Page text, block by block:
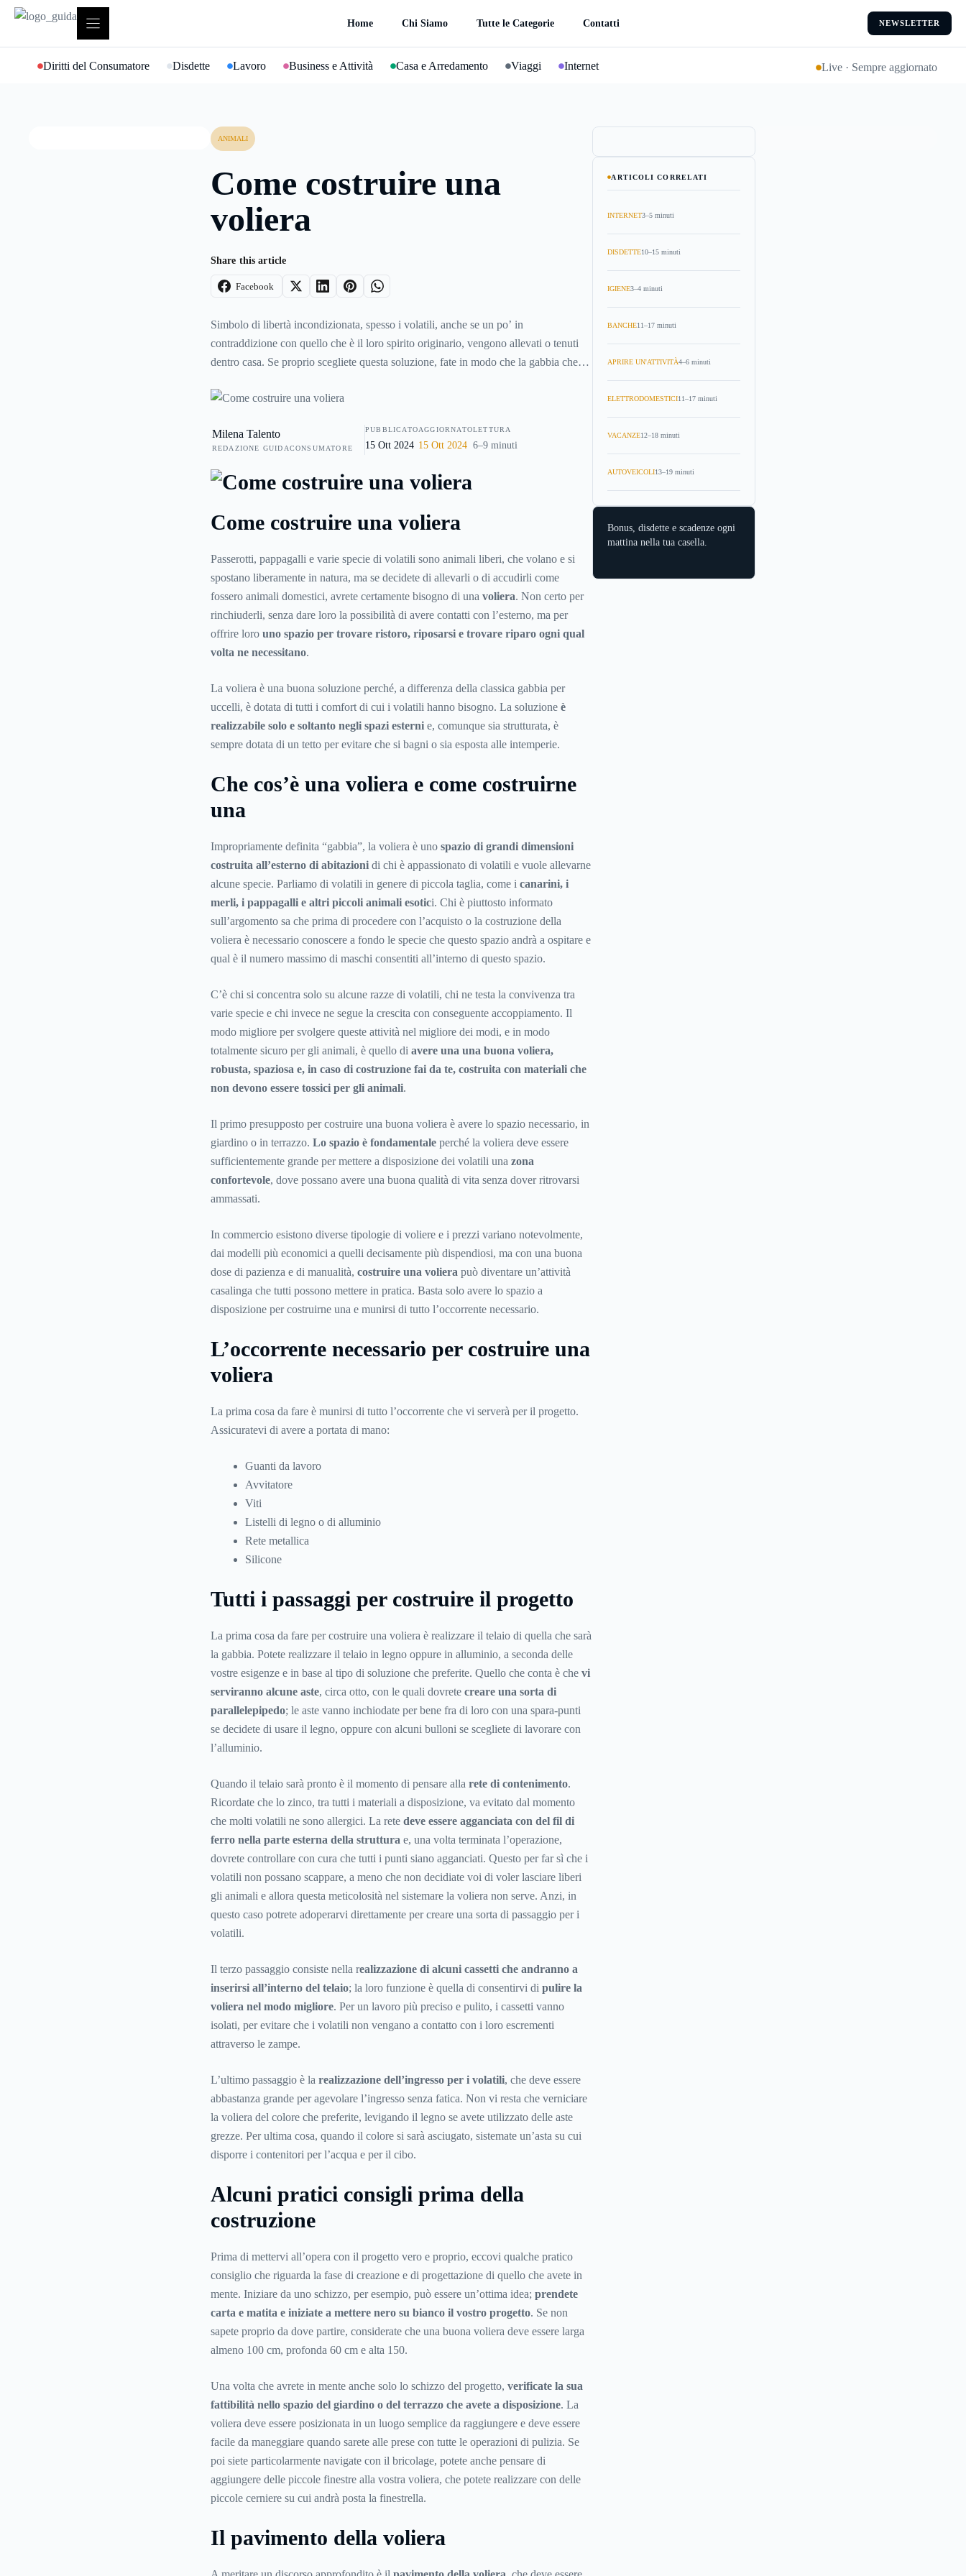
contenuto
Home Chi Siamo Tutte le Categorie Contatti NEWSLETTER
Diritti del Consumatore Disdette Lavoro Business e Attività Casa e Arredamento Viaggi Internet Live · Sempre aggiornato
ANIMALI
Come costruire una
voliera
Share this article
Facebook
Simbolo di libertà incondizionata, spesso i volatili, anche se un po’ in
contraddizione con quello che è il loro spirito originario, vengono allevati o tenuti
dentro casa. Se proprio scegliete questa soluzione, fate in modo che la gabbia che
avere molto spazio a disposizione per muoversi e magari anche uno spazio aperto
sono necessari e quali caratteristiche deve avere per consentire agli animali di avere
Milena Talento
REDAZIONE GUIDACONSUMATORE
PUBBLICATO
15 Ott 2024
AGGIORNATO
15 Ott 2024
LETTURA
6–9 minuti
Come costruire una voliera
Passerotti, pappagalli e varie specie di volatili sono animali liberi, che volano e si
spostano liberamente in natura, ma se decidete di allevarli o di accudirli come
fossero animali domestici, avrete certamente bisogno di una voliera. Non certo per
rinchiuderli, senza dare loro la possibilità di avere contatti con l’esterno, ma per
offrire loro uno spazio per trovare ristoro, riposarsi e trovare riparo ogni qual
volta ne necessitano.
La voliera è una buona soluzione perché, a differenza della classica gabbia per
uccelli, è dotata di tutti i comfort di cui i volatili hanno bisogno. La soluzione è
realizzabile solo e soltanto negli spazi esternie, comunque sia strutturata, è
sempre dotata di un tetto per evitare che si bagni o sia esposta alle intemperie.
Che cos’è una voliera e come costruirne
una
Impropriamente definita “gabbia”, la voliera è uno spazio di grandi dimensioni
costruita all’esterno di abitazioni di chi è appassionato di volatili e vuole allevarne
alcune specie. Parliamo di volatili in genere di piccola taglia, come i canarini, i
merli, i pappagalli e altri piccoli animali esotici. Chi è piuttosto informato
sull’argomento sa che prima di procedere con l’acquisto o la costruzione della
voliera è necessario conoscere a fondo le specie che questo spazio andrà a ospitare e
qual è il numero massimo di maschi consentiti all’interno di questo spazio.
C’è chi si concentra solo su alcune razze di volatili, chi ne testa la convivenza tra
varie specie e chi invece ne segue la crescita con conseguente accoppiamento. Il
modo migliore per svolgere queste attività nel migliore dei modi, e in modo
totalmente sicuro per gli animali, è quello di avere una una buona voliera,
robusta, spaziosa e, in caso di costruzione fai da te, costruita con materiali che
non devono essere tossici per gli animali.
Il primo presupposto per costruire una buona voliera è avere lo spazio necessario, in
giardino o in terrazzo. Lo spazio è fondamentaleperché la voliera deve essere
sufficientemente grande per mettere a disposizione dei volatili una zona
confortevole, dove possano avere una buona qualità di vita senza dover ritrovarsi
ammassati.
In commercio esistono diverse tipologie di voliere e i prezzi variano notevolmente,
dai modelli più economici a quelli decisamente più dispendiosi, ma con una buona
dose di pazienza e di manualità, costruire una voliera può diventare un’attività
casalinga che tutti possono mettere in pratica. Basta solo avere lo spazio a
disposizione per costruirne una e munirsi di tutto l’occorrente necessario.
L’occorrente necessario per costruire una
voliera
La prima cosa da fare è munirsi di tutto l’occorrente che vi serverà per il progetto.
Assicuratevi di avere a portata di mano:
Guanti da lavoro
Avvitatore
Viti
Listelli di legno o di alluminio
Rete metallica
Silicone
Tutti i passaggi per costruire il progetto
La prima cosa da fare per costruire una voliera è realizzare il telaio di quella che sarà
la gabbia. Potete realizzare il telaio in legno oppure in alluminio, a seconda delle
vostre esigenze e in base al tipo di soluzione che preferite. Quello che conta è che vi
serviranno alcune aste, circa otto, con le quali dovrete creare una sorta di
parallelepipedo; le aste vanno inchiodate per bene fra di loro con una spara-punti
se decidete di usare il legno, oppure con alcuni bulloni se scegliete di lavorare con
l’alluminio.
Quando il telaio sarà pronto è il momento di pensare alla rete di contenimento.
Ricordate che lo zinco, tra tutti i materiali a disposizione, va evitato dal momento
che molti volatili ne sono allergici. La rete deve essere agganciata con del fil di
ferro nella parte esterna della struttura e, una volta terminata l’operazione,
dovrete controllare con cura che tutti i punti siano agganciati. Questo per far sì che i
volatili non possano scappare, a meno che non decidiate voi di voler lasciare liberi
gli animali e allora questa meticolosità nel sistemare la voliera non serve. Anzi, in
questo caso potrete adoperarvi direttamente per creare una sorta di passaggio per i
volatili.
Il terzo passaggio consiste nella realizzazione di alcuni cassetti che andranno a
inserirsi all’interno del telaio; la loro funzione è quella di consentirvi di pulire la
voliera nel modo migliore. Per un lavoro più preciso e pulito, i cassetti vanno
isolati, per evitare che i volatili non vengano a contatto con i loro escrementi
attraverso le zampe.
L’ultimo passaggio è la realizzazione dell’ingresso per i volatili, che deve essere
abbastanza grande per agevolare l’ingresso senza fatica. Non vi resta che verniciare
la voliera del colore che preferite, levigando il legno se avete utilizzato delle aste
grezze. Per ultima cosa, quando il colore si sarà asciugato, sistemate un’asta su cui
disporre i contenitori per l’acqua e per il cibo.
Alcuni pratici consigli prima della
costruzione
Prima di mettervi all’opera con il progetto vero e proprio, eccovi qualche pratico
consiglio che riguarda la fase di creazione e di progettazione di quello che avete in
mente. Iniziare da uno schizzo, per esempio, può essere un’ottima idea; prendete
carta e matita e iniziate a mettere nero su bianco il vostro progetto. Se non
sapete proprio da dove partire, considerate che una buona voliera deve essere larga
almeno 100 cm, profonda 60 cm e alta 150.
Una volta che avrete in mente anche solo lo schizzo del progetto, verificate la sua
fattibilità nello spazio del giardino o del terrazzo che avete a disposizione. La
voliera deve essere posizionata in un luogo semplice da raggiungere e deve essere
facile da maneggiare quando sarete alle prese con tutte le operazioni di pulizia. Se
poi siete particolarmente navigate con il bricolage, potete anche pensare di
aggiungere delle piccole finestre alla vostra voliera, che potete realizzare con delle
piccole cerniere su cui andrà posta la finestrella.
Il pavimento della voliera
ARTICOLI CORRELATI
INTERNET3–5 minuti
DISDETTE10–15 minuti
IGIENE3–4 minuti
BANCHE11–17 minuti
APRIRE UN'ATTIVITÀ4–6 minuti
ELETTRODOMESTICI11–17 minuti
VACANZE12–18 minuti
AUTOVEICOLI13–19 minuti
Bonus, disdette e scadenze ogni
mattina nella tua casella.